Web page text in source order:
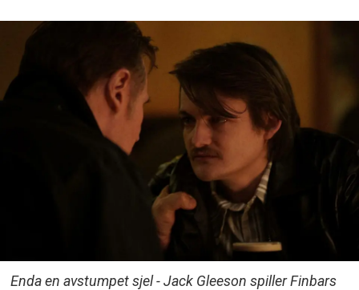
Enda en avstumpet sjel - Jack Gleeson spiller Finbars